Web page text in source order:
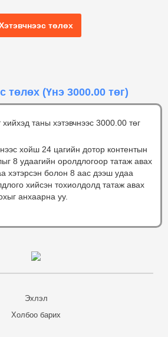
төлөх
төлөх (Үнэ 3000.00 төг)
хийхэд таны хэтэвчнээс 3000.00 төг
хойш 24 цагийн дотор контентын
8 удаагийн оролдлогоор татаж авах
хэтэрсэн болон 8 аас дээш удаа
хийсэн тохиолдолд татаж авах
анхаарна уу.
Эхлэл
Холбоо барих